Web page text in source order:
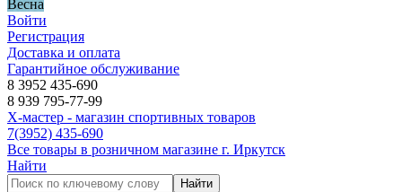
Весна
Войти
Регистрация
Доставка и оплата
Гарантийное обслуживание
8 3952 435-690
8 939 795-77-99
Х-мастер - магазин спортивных товаров
7(3952) 435-690
Все товары в розничном магазине г. Иркутск
Найти
Найти